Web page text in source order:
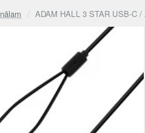
ADAM HALL 3 STAR USB-C